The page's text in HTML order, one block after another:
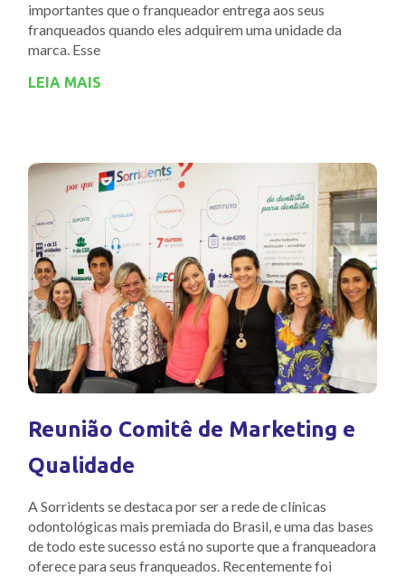
importantes que o franqueador entrega aos seus
franqueados quando eles adquirem uma unidade da
marca. Esse
LEIA MAIS
Reunião Comitê de Marketing e
Qualidade
A Sorridents se destaca por ser a rede de clínicas
odontológicas mais premiada do Brasil, e uma das bases
de todo este sucesso está no suporte que a franqueadora
oferece para seus franqueados. Recentemente foi